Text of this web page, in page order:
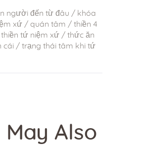
người đến từ đâu / khóa
xứ / quán tâm / thiền 4
thiền tứ niệm xứ / thức ăn
cái / trạng thái tâm khi tứ
May Also